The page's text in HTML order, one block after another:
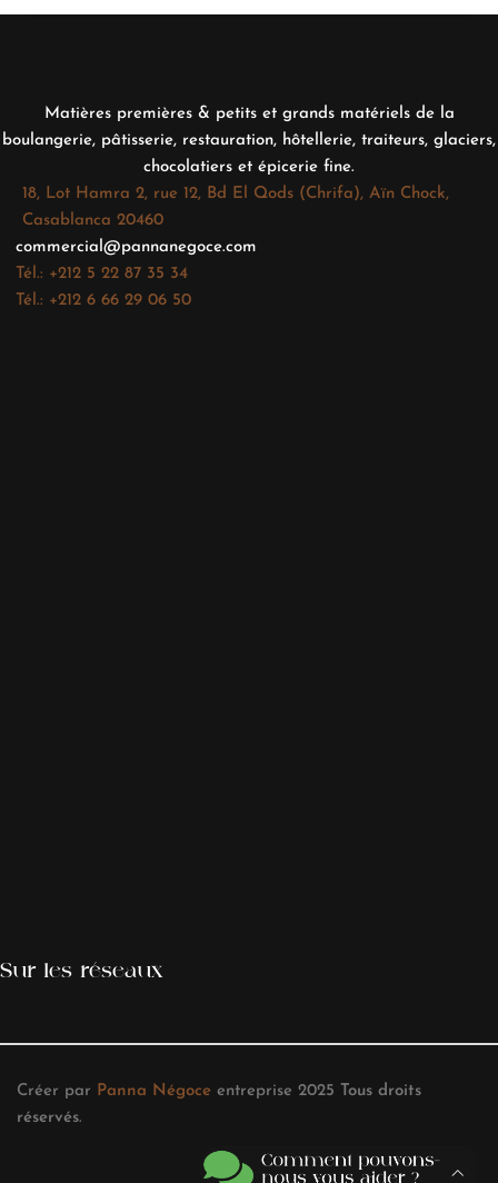
Matières premières & petits et grands matériels de la
boulangerie, pâtisserie, restauration, hôtellerie, traiteurs, glaciers,
chocolatiers et épicerie fine.
18, Lot Hamra 2, rue 12, Bd El Qods (Chrifa), Aïn Chock,
Casablanca 20460
commercial@pannanegoce.com
Tél.: +212 5 22 87 35 34
Tél.: +212 6 66 29 06 50
Sur les réseaux
Créer par Panna Négoce entreprise 2025 Tous droits
réservés.